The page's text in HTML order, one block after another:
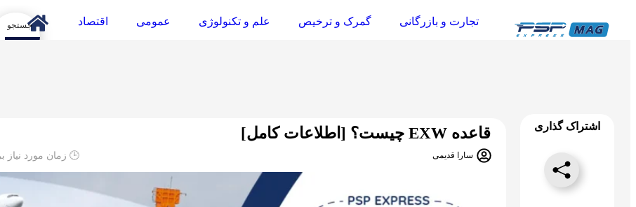
تجارت و بازرگانی گمرک و ترخیص علم و تکنولوژی عمومی اقتصاد
اشتراک گذاری قاعده EXW چیست؟ [اطلاعات کامل]
سارا قدیمی 🕒 زمان مورد نیاز